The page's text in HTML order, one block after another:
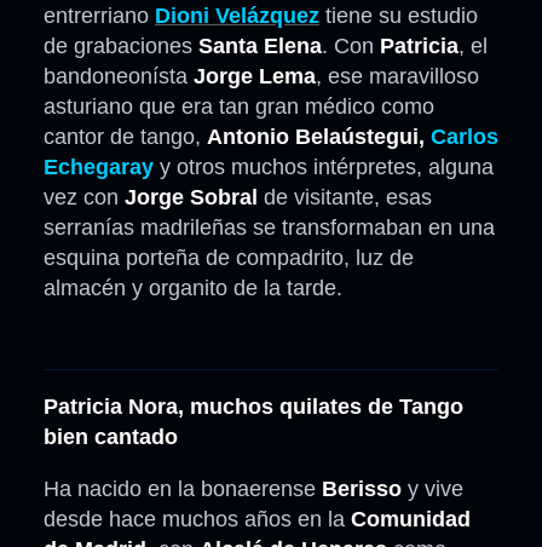
entrerriano Dioni Velázquez tiene su estudio
de grabaciones Santa Elena. Con Patricia, el
bandoneonísta Jorge Lema, ese maravilloso
asturiano que era tan gran médico como
cantor de tango, Antonio Belaústegui, Carlos
Echegaray y otros muchos intérpretes, alguna
vez con Jorge Sobral de visitante, esas
serranías madrileñas se transformaban en una
esquina porteña de compadrito, luz de
almacén y organito de la tarde.
Patricia Nora, muchos quilates de Tango
bien cantado
Ha nacido en la bonaerense Berisso y vive
desde hace muchos años en la Comunidad